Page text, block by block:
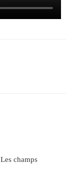
Les champs